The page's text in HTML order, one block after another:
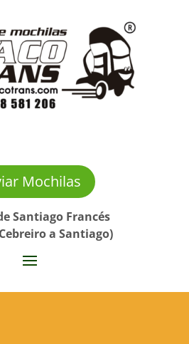
Mochilas
Santiago Francés
a Santiago)